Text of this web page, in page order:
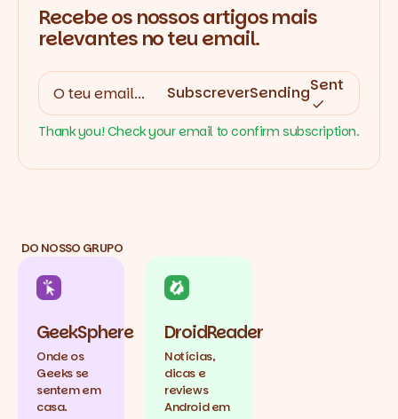
Recebe os nossos artigos mais
relevantes no teu email.
SubscreverSendingSent
Thank you! Check your email to confirm subscription.
DO NOSSO GRUPO
GeekSphere
Onde os
Geeks se
sentem em
casa.
DroidReader
Notícias,
dicas e
reviews
Android em